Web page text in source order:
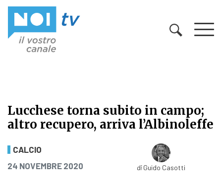
Lucchese torna subito in campo;
altro recupero, arriva l’Albinoleffe
Lucchese torna subito in campo;
CALCIO
PUBBLICATO IL
24 NOVEMBRE 2020 diGuido Casotti